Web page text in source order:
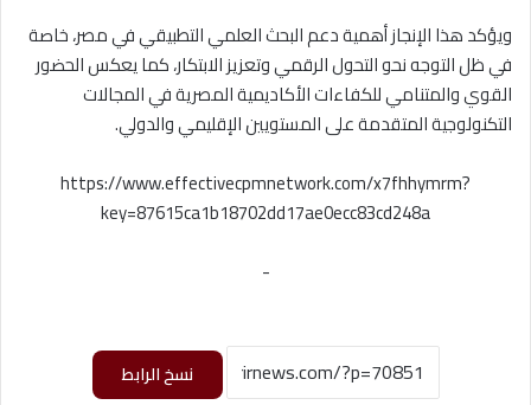
ويؤكد هذا الإنجاز أهمية دعم البحث العلمي التطبيقي في مصر، خاصة
في ظل التوجه نحو التحول الرقمي وتعزيز الابتكار، كما يعكس الحضور
القوي والمتنامي للكفاءات الأكاديمية المصرية في المجالات
التكنولوجية المتقدمة على المستويين الإقليمي والدولي.
https://www.effectivecpmnetwork.com/x7fhhymrm?
key=87615ca1b18702dd17ae0ecc83cd248a
-
نسخ الرابط